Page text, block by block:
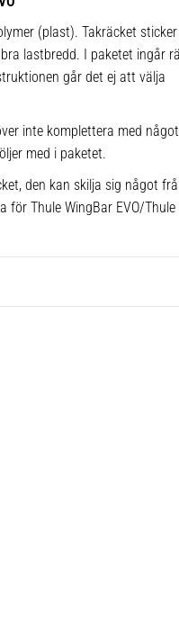
(plast). Takräcket
lastbredd. I paketet ingår
går det ej att välja
inte komplettera med
med i paketet.
den kan skilja sig något
för Thule WingBar EVO/Thule